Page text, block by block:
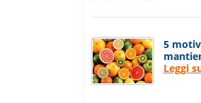
5
Leggi